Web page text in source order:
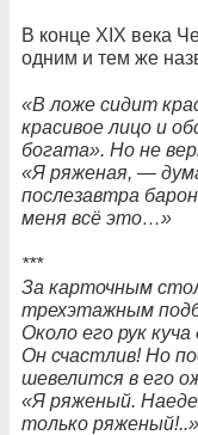
В конце XIX века
одним и тем же
«В ложе сидит
красивое лицо и
богата». Но не
«Я ряженая, —
послезавтра
меня всё это…»
***
За карточным
трехэтажным
Около его рук
Он счастлив! Но
шевелится в его
«Я ряженый.
только ряженый!..»